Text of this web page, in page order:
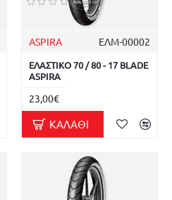
ASPIRA ΕΛΜ-00002
ΕΛΑΣΤΙΚΟ 70 / 80 - 17 BLADE
ASPIRA
23,00€
ΚΑΛΆΘΙ